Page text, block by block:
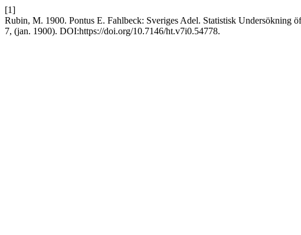
[1]
Rubin, M. 1900. Pontus E. Fahlbeck: Sveriges Adel. Statistisk Undersökning
7, (jan. 1900). DOI:https://doi.org/10.7146/ht.v7i0.54778.